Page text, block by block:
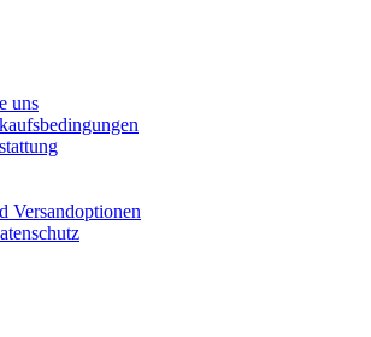
uns
Versandoptionen